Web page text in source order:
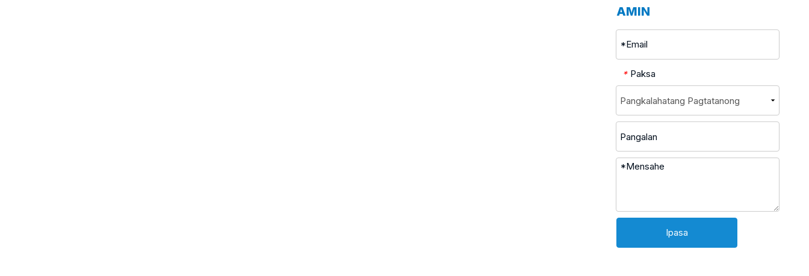
AMIN
* Paksa
Ipasa